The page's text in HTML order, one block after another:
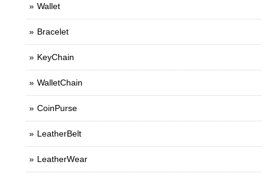
Wallet
Bracelet
KeyChain
WalletChain
CoinPurse
LeatherBelt
LeatherWear